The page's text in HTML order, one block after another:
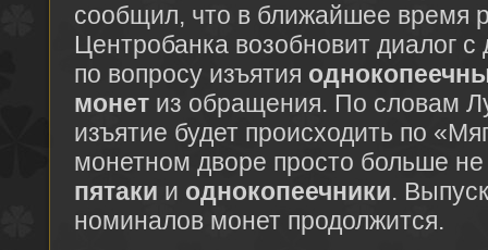
сообщил, что в ближайшее время
Центробанка возобновит диалог
по вопросу изъятия
монет из обращения. По словам
изъятие будет происходить по
монетном дворе просто больше не
пятаки и однокопеечники.
номиналов монет продолжится.